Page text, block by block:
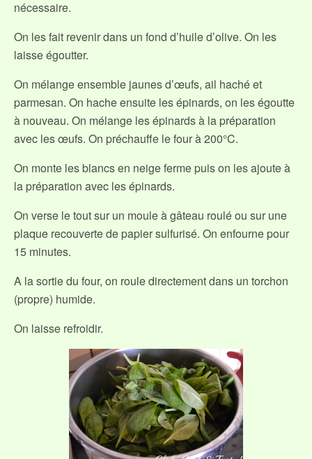
nécessaire.
On les fait revenir dans un fond d’huile d’olive. On les
laisse égoutter.
On mélange ensemble jaunes d’œufs, ail haché et
parmesan. On hache ensuite les épinards, on les égoutte
à nouveau. On mélange les épinards à la préparation
avec les œufs. On préchauffe le four à 200°C.
On monte les blancs en neige ferme puis on les ajoute à
la préparation avec les épinards.
On verse le tout sur un moule à gâteau roulé ou sur une
plaque recouverte de papier sulfurisé. On enfourne pour
15 minutes.
A la sortie du four, on roule directement dans un torchon
(propre) humide.
On laisse refroidir.